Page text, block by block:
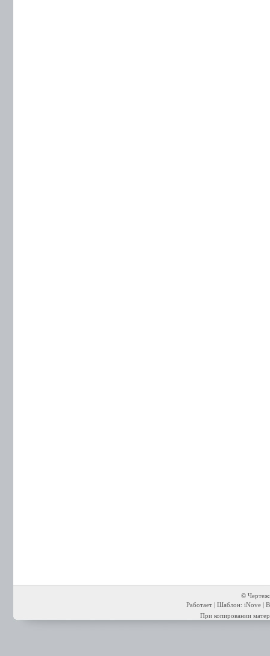
©
Работает | Шаблон: iNove |
При копировании